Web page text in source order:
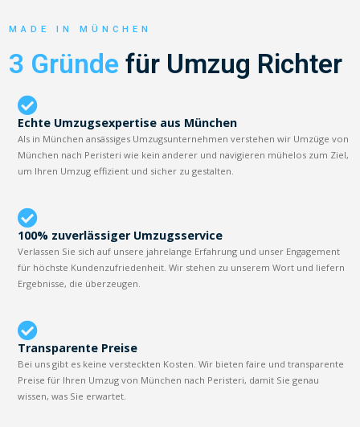
MADE IN MÜNCHEN
3 Gründe für Umzug Richter
Echte Umzugsexpertise aus München
Als in München ansässiges Umzugsunternehmen verstehen wir Umzüge von
München nach Peristeri wie kein anderer und navigieren mühelos zum Ziel,
um Ihren Umzug effizient und sicher zu gestalten.
100% zuverlässiger Umzugsservice
Verlassen Sie sich auf unsere jahrelange Erfahrung und unser Engagement
für höchste Kundenzufriedenheit. Wir stehen zu unserem Wort und liefern
Ergebnisse, die überzeugen.
Transparente Preise
Bei uns gibt es keine versteckten Kosten. Wir bieten faire und transparente
Preise für Ihren Umzug von München nach Peristeri, damit Sie genau
wissen, was Sie erwartet.